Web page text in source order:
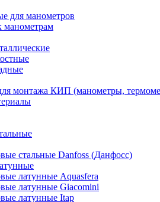
для манометров
монтажа КИП (манометры,
стальные Danfoss (Данфосс)
латунные Aquasfera
латунные Giacomini
латунные Itap